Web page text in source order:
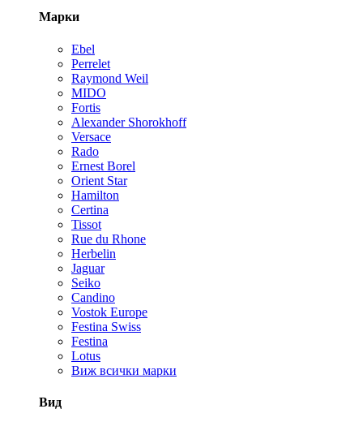
Марки
Ebel
Perrelet
Raymond Weil
MIDO
Fortis
Alexander Shorokhoff
Versace
Rado
Ernest Borel
Orient Star
Hamilton
Certina
Tissot
Rue du Rhone
Herbelin
Jaguar
Seiko
Candino
Vostok Europe
Festina Swiss
Festina
Lotus
Виж всички марки
Вид